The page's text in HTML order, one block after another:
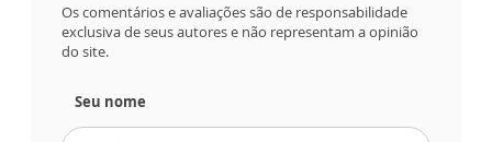
Os comentários e avaliações são de responsabilidade
exclusiva de seus autores e não representam a opinião
do site.
Seu nome